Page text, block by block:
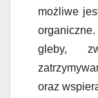
możliwe
gleby,
oraz